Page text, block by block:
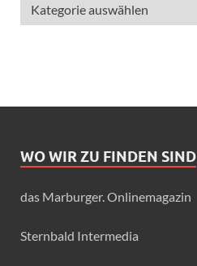
WO WIR ZU FINDEN SIND
das Marburger. Onlinemagazin
Sternbald Intermedia